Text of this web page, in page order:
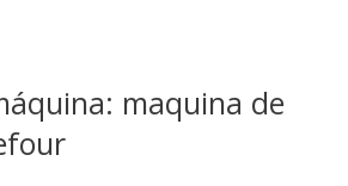
maquina de